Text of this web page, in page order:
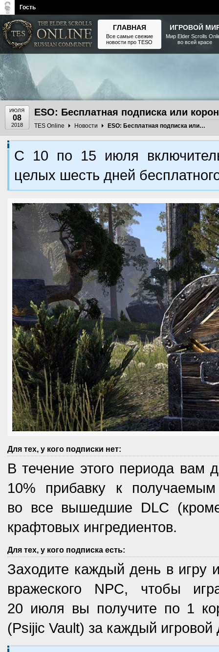
ИЮЛЯ
08
2018
ESO: Бесплатная подписка или
TES Online Новости ESO: Бесплатная подписка или коронные ящики
С 10 по 15 июля
целых шесть дней
Для тех, у кого подписки нет:
В течение этого периода вам
10% прибавку к
во все вышедшие DLC
крафтовых ингредиентов.
Для тех, у кого подписка есть:
Заходите каждый день в игру
вражеского NPC, чтобы
20 июля вы получите по 1
(Psijic Vault) за каждый игровой
The Elder Scrolls, Fallout,
Bethesda Softworks - статьи,
новости, дополнения
ГЛАВНАЯ
Все самые свежие
новости про TESO
ИГРОВОЙ
Мир Elder Scrolls
во всей красе
Гость